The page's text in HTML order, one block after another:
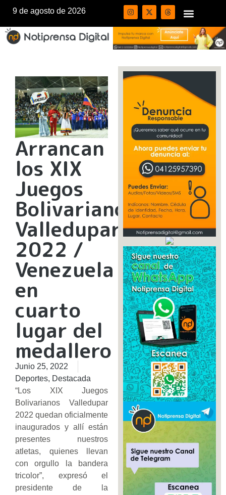
9 de agosto de 2026
Arrancan
los XIX
Juegos
Bolivarianos
Valledupar
2022 /
Venezuela
en
cuarto
lugar del
medallero
Junio 25, 2022
Deportes, Destacada
“Los XIX Juegos
Bolivarianos Valledupar
2022 quedan oficialmente
inaugurados y allí están
presentes nuestros
atletas, quienes llevan
con orgullo la bandera
tricolor”, expresó el
presidente de la